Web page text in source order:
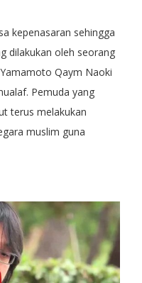
kepenasaran sehingga
dilakukan oleh seorang
Qaym Naoki
Pemuda yang
terus melakukan
muslim guna